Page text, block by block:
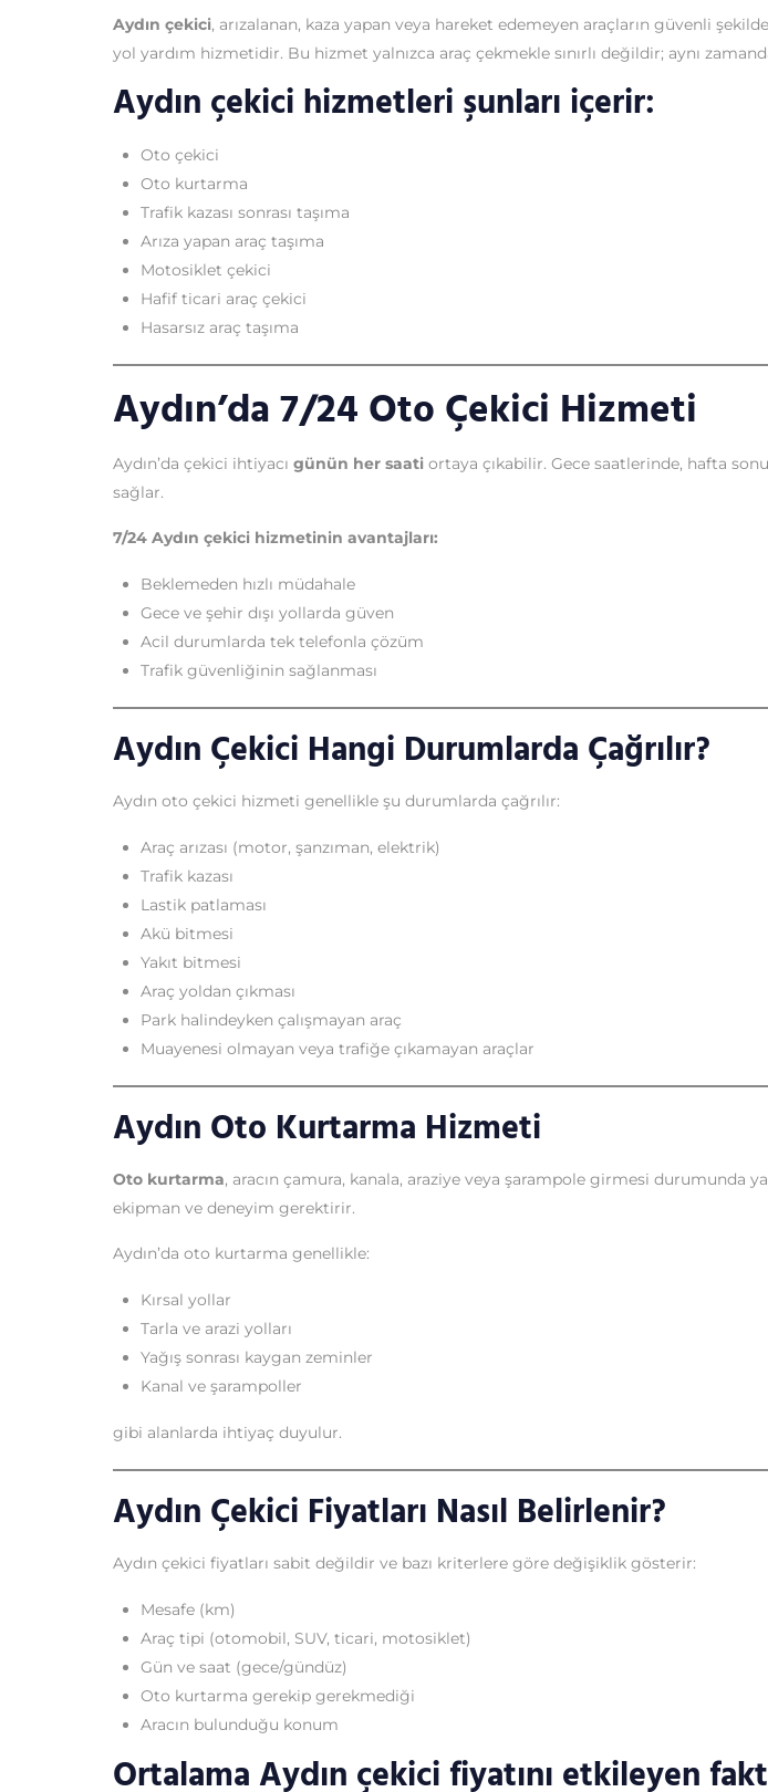
Aydın çekici, arızalanan, kaza yapan veya hareket edemeyen araçların güvenli
yol yardım hizmetidir. Bu hizmet yalnızca araç çekmekle sınırlı değildir; aynı
Aydın çekici hizmetleri şunları içerir:
Oto çekici
Oto kurtarma
Trafik kazası sonrası taşıma
Arıza yapan araç taşıma
Motosiklet çekici
Hafif ticari araç çekici
Hasarsız araç taşıma
Aydın’da 7/24 Oto Çekici Hizmeti
Aydın’da çekici ihtiyacı günün her saati ortaya çıkabilir. Gece saatlerinde, hafta
sağlar.
7/24 Aydın çekici hizmetinin avantajları:
Beklemeden hızlı müdahale
Gece ve şehir dışı yollarda güven
Acil durumlarda tek telefonla çözüm
Trafik güvenliğinin sağlanması
Aydın Çekici Hangi Durumlarda Çağrılır?
Aydın oto çekici hizmeti genellikle şu durumlarda çağrılır:
Araç arızası (motor, şanzıman, elektrik)
Trafik kazası
Lastik patlaması
Akü bitmesi
Yakıt bitmesi
Araç yoldan çıkması
Park halindeyken çalışmayan araç
Muayenesi olmayan veya trafiğe çıkamayan araçlar
Aydın Oto Kurtarma Hizmeti
Oto kurtarma, aracın çamura, kanala, araziye veya şarampole girmesi
ekipman ve deneyim gerektirir.
Aydın’da oto kurtarma genellikle:
Kırsal yollar
Tarla ve arazi yolları
Yağış sonrası kaygan zeminler
Kanal ve şarampoller
gibi alanlarda ihtiyaç duyulur.
Aydın Çekici Fiyatları Nasıl Belirlenir?
Aydın çekici fiyatları sabit değildir ve bazı kriterlere göre değişiklik gösterir:
Mesafe (km)
Araç tipi (otomobil, SUV, ticari, motosiklet)
Gün ve saat (gece/gündüz)
Oto kurtarma gerekip gerekmediği
Aracın bulunduğu konum
Ortalama Aydın çekici fiyatını etkileyen